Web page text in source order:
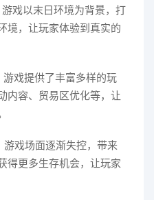
戏以末日环境为背景，打
境，让玩家体验到真实的
戏提供了丰富多样的玩
内容、贸易区优化等，让
戏场面逐渐失控，带来
得更多生存机会，让玩家